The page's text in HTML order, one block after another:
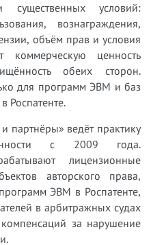
существенных условий:
вознаграждения,
объём прав и условия
коммерческую ценность
обеих сторон.
для программ ЭВМ и баз
Роспатенте.
партнёры» ведёт практику
с 2009 года.
лицензионные
авторского права,
ЭВМ в Роспатенте,
в арбитражных судах
за нарушение